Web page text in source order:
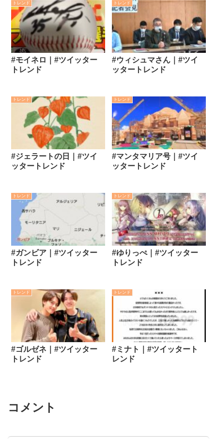
トレンド
#モイネロ｜#ツイッター
トレンド
トレンド
#ウィシュマさん｜#ツイ
ッタートレンド
トレンド
#ジェラートの日｜#ツイ
ッタートレンド
トレンド
#マンタマリア号｜#ツイ
ッタートレンド
トレンド
#ガンビア｜#ツイッター
トレンド
トレンド
#ゆりっぺ｜#ツイッター
トレンド
トレンド
#ゴルゼネ｜#ツイッター
トレンド
トレンド
#ミナト｜#ツイッタート
レンド
コメント